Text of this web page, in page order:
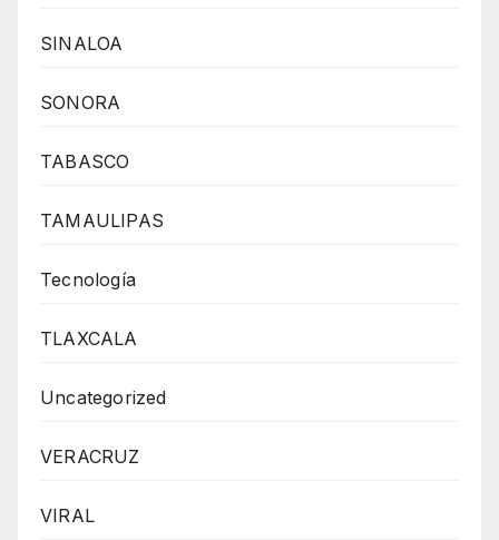
SINALOA
SONORA
TABASCO
TAMAULIPAS
Tecnología
TLAXCALA
Uncategorized
VERACRUZ
VIRAL